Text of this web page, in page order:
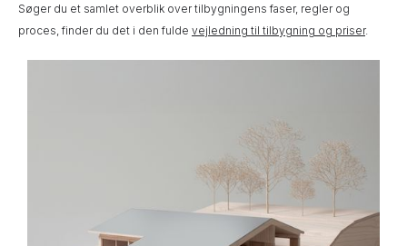
Søger du et samlet overblik over tilbygningens faser, regler og
proces, finder du det i den fulde vejledning til tilbygning og priser.